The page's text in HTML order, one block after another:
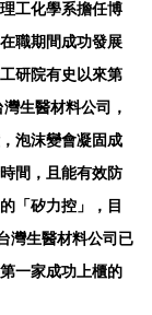
工化學系擔任博
職期間成功發展
研院有史以來第
生醫材料公司，
泡沫變會凝固成
間，且能有效防
「矽力控」，目
灣生醫材料公司已
一家成功上櫃的